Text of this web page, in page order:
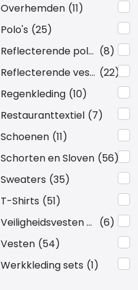
Overhemden (11)
Polo's (25)
Reflecterende polo's (8)
Reflecterende vesten (22)
Regenkleding (10)
Restauranttextiel (7)
Schoenen (11)
Schorten en Sloven (56)
Sweaters (35)
T-Shirts (51)
Veiligheidsvesten en Veiligheidshesjes
(6)
Vesten (54)
Werkkleding sets (1)